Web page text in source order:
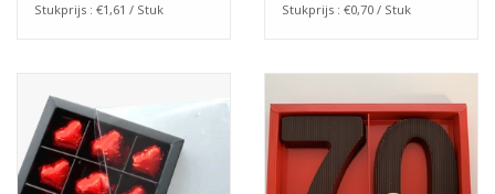
Stukprijs : €1,61 / Stuk Stukprijs : €0,70 / Stuk